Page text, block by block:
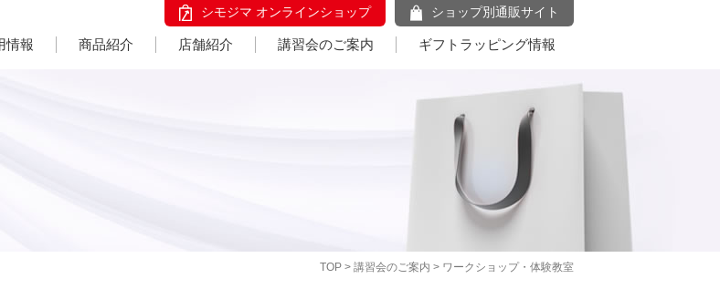
シモジマ オンラインショップ ショップ別通販サイト
情報 商品紹介 店舗紹介 講習会のご案内 ギフトラッピング情報
TOP > 講習会のご案内 > ワークショップ・体験教室